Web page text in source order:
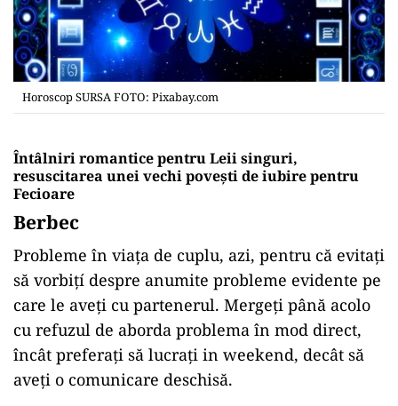
Horoscop SURSA FOTO: Pixabay.com
Întâlniri romantice pentru Leii singuri,
resuscitarea unei vechi povești de iubire pentru
Fecioare
Berbec
Probleme în viața de cuplu, azi, pentru că evitați
să vorbițí despre anumite probleme evidente pe
care le aveți cu partenerul. Mergeți până acolo
cu refuzul de aborda problema în mod direct,
încât preferați să lucrați in weekend, decât să
aveți o comunicare deschisă.